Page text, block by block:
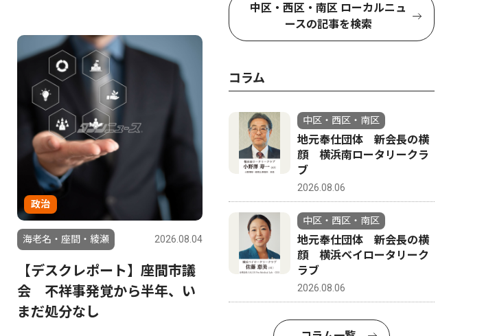
政治
海老名・座間・綾瀬 2026.08.04
【デスクレポート】座間市議
会 不祥事発覚から半年、い
まだ処分なし
中区・西区・南区 ローカルニュ
ースの記事を検索
コラム
中区・西区・南区
地元奉仕団体 新会長の横
顔 横浜南ロータリークラ
ブ
2026.08.06
中区・西区・南区
地元奉仕団体 新会長の横
顔 横浜ベイロータリーク
ラブ
2026.08.06